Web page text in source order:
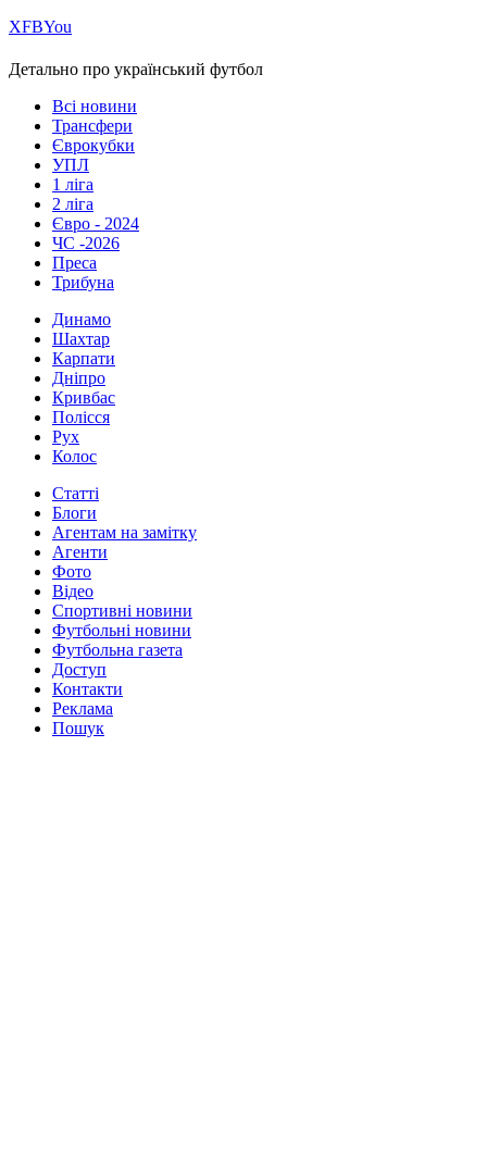
ХFBYou
Детально про український футбол
Всі новини
Трансфери
Єврокубки
УПЛ
1 ліга
2 ліга
Євро - 2024
ЧС -2026
Преса
Трибуна
Динамо
Шахтар
Карпати
Дніпро
Кривбас
Полісся
Рух
Колос
Статті
Блоги
Агентам на замітку
Агенти
Фото
Відео
Спортивні новини
Футбольні новини
Футбольна газета
Доступ
Контакти
Реклама
Пошук